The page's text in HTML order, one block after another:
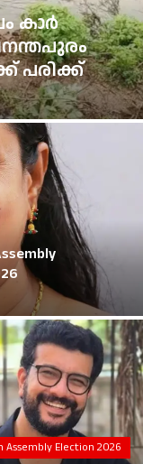
കാർ
പരിക്ക്
Assembly Election 2026